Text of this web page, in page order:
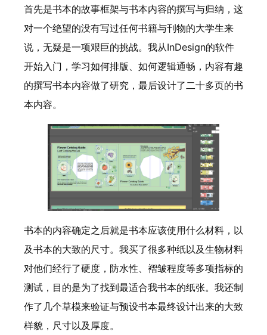
首先是书本的故事框架与书本内容的撰写与归纳，这
对一个绝望的没有写过任何书籍与刊物的大学生来
说，无疑是一项艰巨的挑战。我从InDesign的软件
开始入门，学习如何排版、如何逻辑通畅，内容有趣
的撰写书本内容做了研究，最后设计了二十多页的书
本内容。
书本的内容确定之后就是书本应该使用什么材料，以
及书本的大致的尺寸。我买了很多种纸以及生物材料
对他们经行了硬度，防水性、褶皱程度等多项指标的
测试，目的是为了找到最适合我书本的纸张。我还制
作了几个草模来验证与预设书本最终设计出来的大致
样貌，尺寸以及厚度。